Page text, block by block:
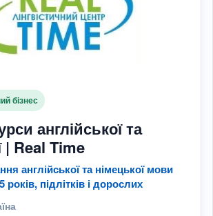
бізнес
англійської та
| Real Time
англійської та німецької мови
років, підлітків і дорослих